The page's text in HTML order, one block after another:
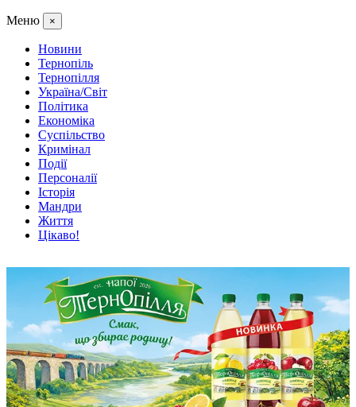
Меню ×
Новини
Тернопіль
Тернопілля
Україна/Світ
Політика
Економіка
Суспільство
Кримінал
Події
Персоналії
Історія
Мандри
Життя
Цікаво!